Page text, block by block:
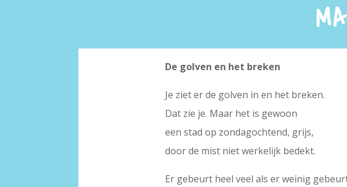
De golven en het breken
Je ziet er de golven in en het breken.
Dat zie je. Maar het is gewoon
een stad op zondagochtend, grijs,
door de mist niet werkelijk bedekt.
Er gebeurt heel veel als er weinig